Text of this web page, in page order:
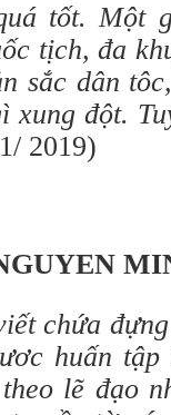
tốt. Một
tịch, đa
sắc dân
xung đột.
2019)
chứa
huấn
lẽ đạo